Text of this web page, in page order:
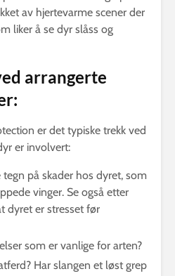
av hjertevarme scener der
liker å se dyr slåss og
arrangerte
er det typiske trekk ved
er involvert:
tegn på skader hos dyret, som
vinger. Se også etter
dyret er stresset før
som er vanlige for arten?
Har slangen et løst grep